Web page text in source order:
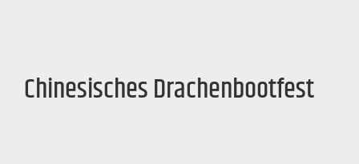
Chinesisches Drachenbootfest